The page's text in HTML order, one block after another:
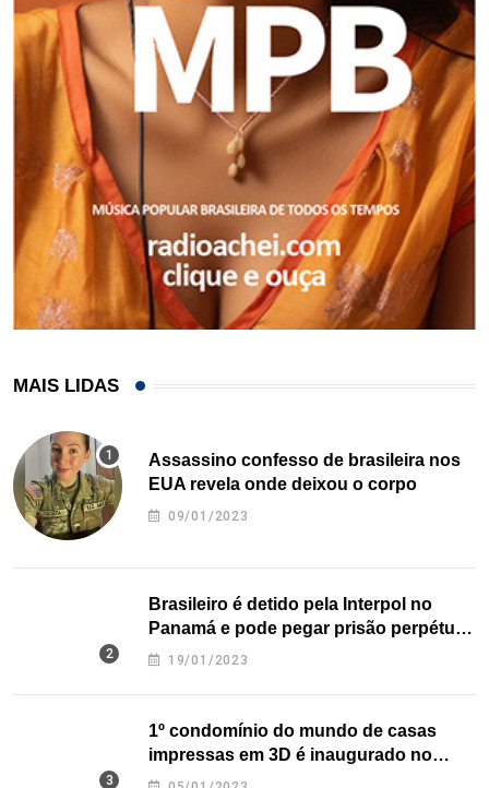
MAIS LIDAS
Assassino confesso de brasileira nos
EUA revela onde deixou o corpo
09/01/2023
Brasileiro é detido pela Interpol no
Panamá e pode pegar prisão perpétua
nos EUA
19/01/2023
1º condomínio do mundo de casas
impressas em 3D é inaugurado no
Texas